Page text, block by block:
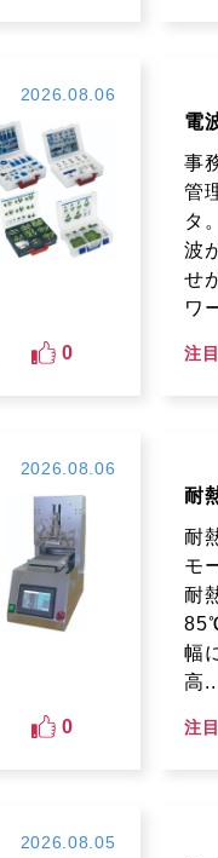
2026.08.06
0
電
事
管
タ
波
せ
ワ
注
2026.08.06
0
耐
耐
モ
耐
幅
高
注
2026.08.05